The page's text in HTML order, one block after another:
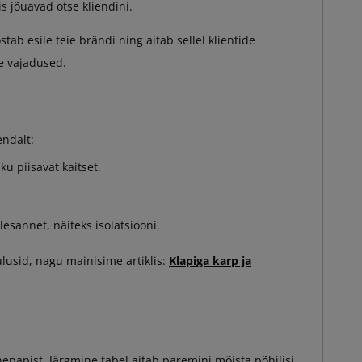
jõuavad otse kliendini.
esile teie brändi ning aitab sellel klientide
vajadused.
piisavat kaitset.
näiteks isolatsiooni.
nagu mainisime artiklis: Klapiga karp ja